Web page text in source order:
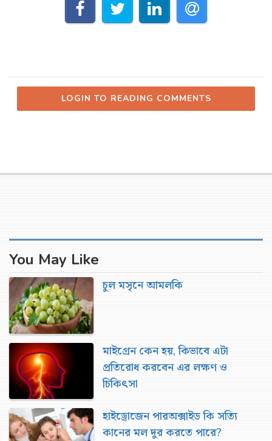
LOGIN TO READING COMMENTS
You May Like
চুল মসৃনে আমলকি
মাইগ্রেন কেন হয়, কিভাবে এটা
প্রতিরোধ করবেন এর লক্ষণ ও
চিকিৎসা
হাইড্রোজেন পারঅক্সাইড কি সত্যি
কানের মল দুর করতে পারে?